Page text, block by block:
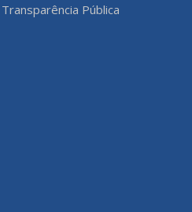
Pública